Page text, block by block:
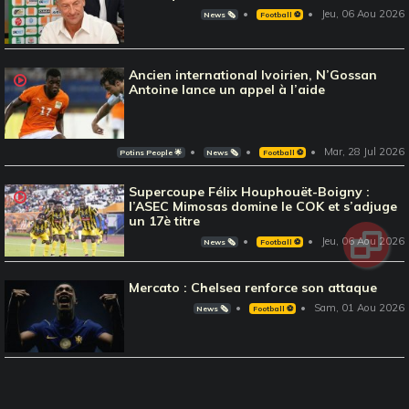
News 🗞️ Football ⚽️ Jeu, 06 Aou 2026
Ancien international Ivoirien, N’Gossan
Antoine lance un appel à l’aide
Potins People 🌟 News 🗞️ Football ⚽️ Mar, 28 Jul 2026
Supercoupe Félix Houphouët-Boigny :
l’ASEC Mimosas domine le COK et s’adjuge
un 17è titre
News 🗞️ Football ⚽️ Jeu, 06 Aou 2026
Mercato : Chelsea renforce son attaque
News 🗞️ Football ⚽️ Sam, 01 Aou 2026